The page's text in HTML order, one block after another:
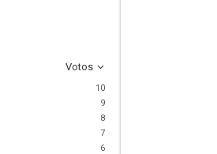
Votos
10
9
8
7
6